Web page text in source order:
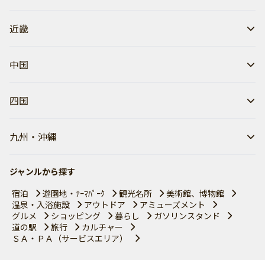
近畿
中国
四国
九州・沖縄
ジャンルから探す
宿泊
遊園地・ﾃｰﾏﾊﾟｰｸ 観光名所
美術館、博物館
温泉・入浴施設
アウトドア
アミューズメント
グルメ
ショッピング 暮らし
ガソリンスタンド
道の駅
旅行
カルチャー
ＳＡ・ＰＡ（サービスエリア）